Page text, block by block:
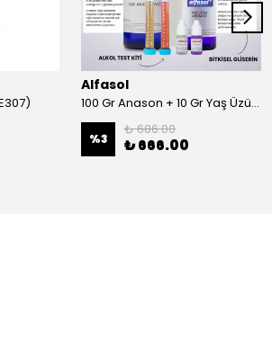
Alfasol
100 Gr Anason + 10 Gr Yaş Üzüm + 250 Gr Gliserin + Alkol Test Kiti
%3
₺ 686.00
₺ 666.00